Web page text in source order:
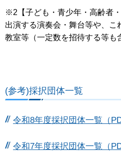
※2【子ども・青少年・高齢者
出演する演奏会・舞台等や、こ
教室等（一定数を招待する等も
(参考)採択団体一覧
令和8年度採択団体一覧（
令和7年度採択団体一覧（